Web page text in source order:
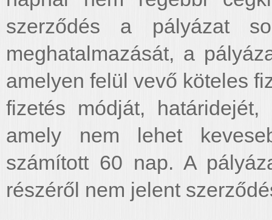
szerződés a pályázat
meghatalmazását, a
amelyen felül vevő köteles
fizetés módját,
amely nem lehet
számított 60 nap. A
részéről nem jelent